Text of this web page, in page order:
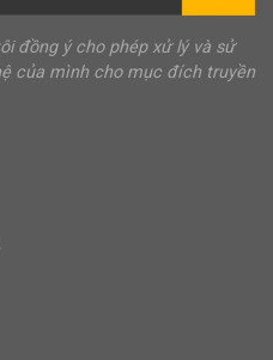
đồng ý cho phép xử lý và sử
của mình cho mục đích truyền